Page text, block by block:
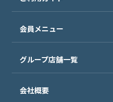
会員メニュー
グループ店舗一覧
会社概要